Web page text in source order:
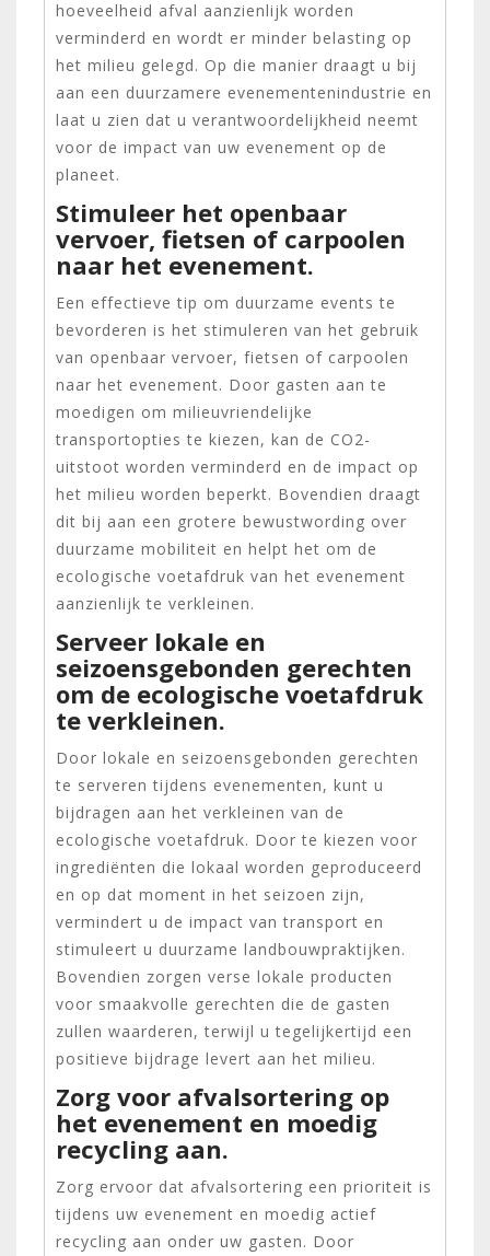
hoeveelheid afval aanzienlijk worden
verminderd en wordt er minder belasting op
het milieu gelegd. Op die manier draagt u bij
aan een duurzamere evenementenindustrie en
laat u zien dat u verantwoordelijkheid neemt
voor de impact van uw evenement op de
planeet.
Stimuleer het openbaar
vervoer, fietsen of carpoolen
naar het evenement.
Een effectieve tip om duurzame events te
bevorderen is het stimuleren van het gebruik
van openbaar vervoer, fietsen of carpoolen
naar het evenement. Door gasten aan te
moedigen om milieuvriendelijke
transportopties te kiezen, kan de CO2-
uitstoot worden verminderd en de impact op
het milieu worden beperkt. Bovendien draagt
dit bij aan een grotere bewustwording over
duurzame mobiliteit en helpt het om de
ecologische voetafdruk van het evenement
aanzienlijk te verkleinen.
Serveer lokale en
seizoensgebonden gerechten
om de ecologische voetafdruk
te verkleinen.
Door lokale en seizoensgebonden gerechten
te serveren tijdens evenementen, kunt u
bijdragen aan het verkleinen van de
ecologische voetafdruk. Door te kiezen voor
ingrediënten die lokaal worden geproduceerd
en op dat moment in het seizoen zijn,
vermindert u de impact van transport en
stimuleert u duurzame landbouwpraktijken.
Bovendien zorgen verse lokale producten
voor smaakvolle gerechten die de gasten
zullen waarderen, terwijl u tegelijkertijd een
positieve bijdrage levert aan het milieu.
Zorg voor afvalsortering op
het evenement en moedig
recycling aan.
Zorg ervoor dat afvalsortering een prioriteit is
tijdens uw evenement en moedig actief
recycling aan onder uw gasten. Door